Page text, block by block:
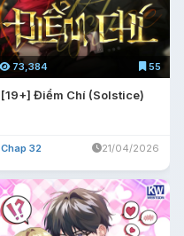
73,384 55
[19+] Điểm Chí (Solstice)
Chap 32 21/04/2026